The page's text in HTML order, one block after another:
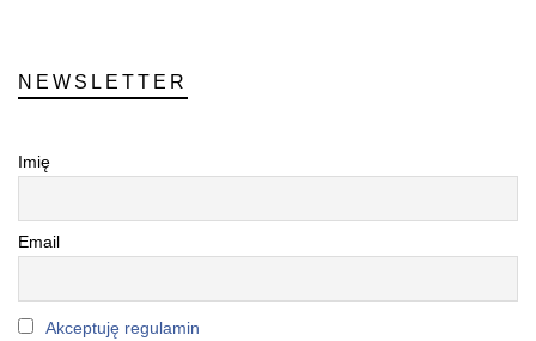
NEWSLETTER
Imię
Email
Akceptuję regulamin